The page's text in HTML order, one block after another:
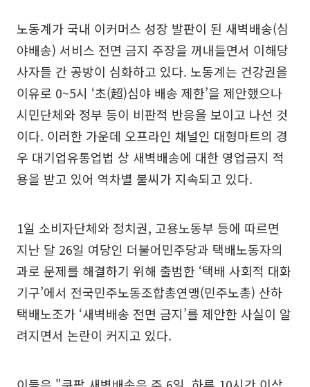
노동계가 국내 이커머스 성장 발판이 된 새벽배송(심
야배송) 서비스 전면 금지 주장을 꺼내들면서 이해당
사자들 간 공방이 심화하고 있다. 노동계는 건강권을
이유로 0~5시 ‘초(超)심야 배송 제한’을 제안했으나
시민단체와 정부 등이 비판적 반응을 보이고 나선 것
이다. 이러한 가운데 오프라인 채널인 대형마트의 경
우 대기업유통업법 상 새벽배송에 대한 영업금지 적
용을 받고 있어 역차별 불씨가 지속되고 있다.
1일 소비자단체와 정치권, 고용노동부 등에 따르면
지난 달 26일 여당인 더불어민주당과 택배노동자의
과로 문제를 해결하기 위해 출범한 ‘택배 사회적 대화
기구’에서 전국민주노동조합총연맹(민주노총) 산하
택배노조가 ‘새벽배송 전면 금지’를 제안한 사실이 알
려지면서 논란이 커지고 있다.